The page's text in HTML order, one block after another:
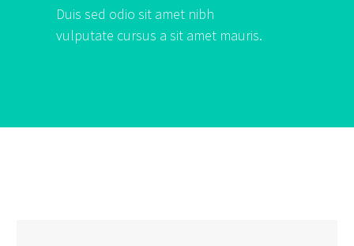
Duis sed odio sit amet nibh
vulputate cursus a sit amet mauris.